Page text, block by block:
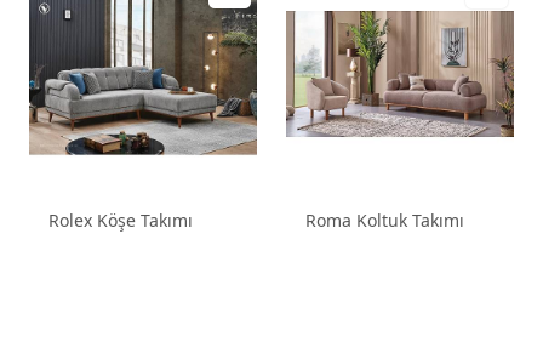
Rolex Köşe Takımı Roma Koltuk Takımı